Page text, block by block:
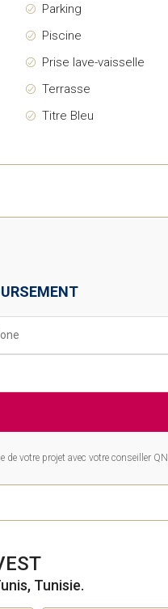
Parking
Piscine
Prise lave-vaisselle
Terrasse
Titre Bleu
votre projet avec votre conseiller
Tunisie.